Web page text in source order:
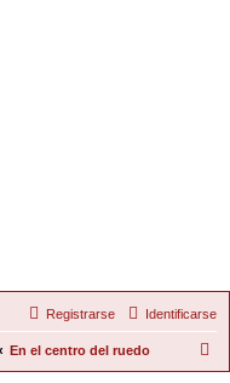
Identificarse
Registrarse
En el centro del ruedo